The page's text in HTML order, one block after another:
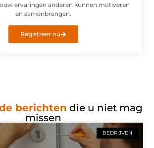
ervaringen anderen kunnen motiveren
en samenbrengen.
Registreer nu
berichten die u niet mag
missen
BEDRIJVEN